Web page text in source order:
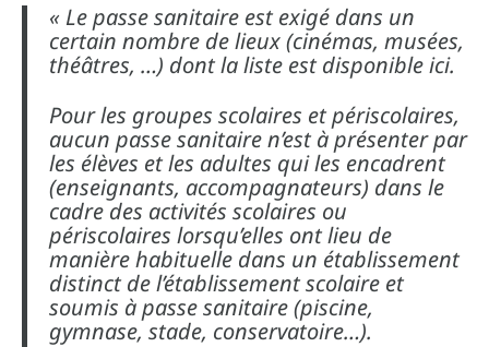
« Le passe sanitaire est exigé dans un
certain nombre de lieux (cinémas, musées,
théâtres, …) dont la liste est disponible ici.
Pour les groupes scolaires et périscolaires,
aucun passe sanitaire n’est à présenter par
les élèves et les adultes qui les encadrent
(enseignants, accompagnateurs) dans le
cadre des activités scolaires ou
périscolaires lorsqu’elles ont lieu de
manière habituelle dans un établissement
distinct de l’établissement scolaire et
soumis à passe sanitaire (piscine,
gymnase, stade, conservatoire…).